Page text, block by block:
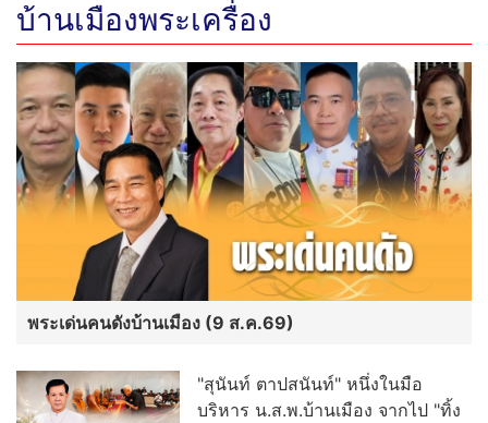
บ้านเมืองพระเครื่อง
พระเด่นคนดังบ้านเมือง (9 ส.ค.69)
"สุนันท์ ตาปสนันท์" หนึ่งในมือ
บริหาร น.ส.พ.บ้านเมือง จากไป "ทิ้ง